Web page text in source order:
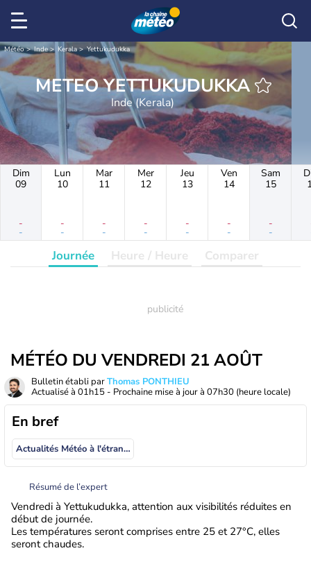
Météo Inde Kerala Yettukudukka
METEO YETTUKUDUKKA
Inde (Kerala)
Dim
09
-
-
Lun
10
-
-
Mar
11
-
-
Mer
12
-
-
Jeu
13
-
-
Ven
14
-
-
Sam
15
-
-
Journée Heure / Heure Comparer
MÉTÉO DU VENDREDI 21 AOÛT
Bulletin établi parThomas PONTHIEU
Actualisé à 01h15 - Prochaine mise à jour à 07h30 (heure locale)
En bref
Actualités Météo à l'étranger
Résumé de l’expert
Vendredi à Yettukudukka, attention aux visibilités réduites en
début de journée.
Les températures seront comprises entre 25 et 27°C, elles
seront chaudes.